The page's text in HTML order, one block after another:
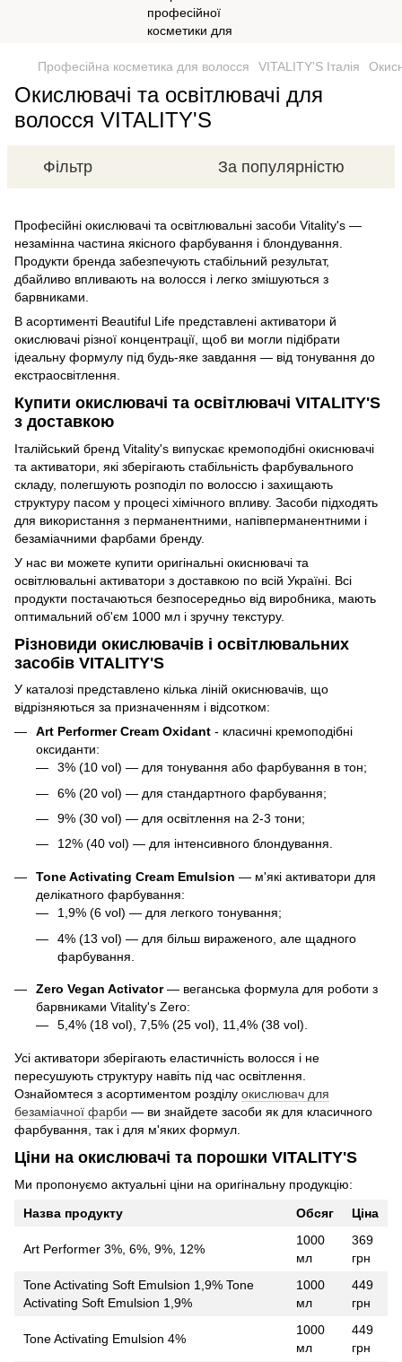
Професійна косметика для волосся VITALITY'S Італія
Окислювачі та освітлювачі для
волосся VITALITY'S
Фільтр За популярністю
Професійні окислювачі та освітлювальні засоби Vitality's —
незамінна частина якісного фарбування і блондування.
Продукти бренда забезпечують стабільний результат,
дбайливо впливають на волосся і легко змішуються з
барвниками.
В асортименті Beautiful Life представлені активатори й
окислювачі різної концентрації, щоб ви могли підібрати
ідеальну формулу під будь-яке завдання — від тонування до
екстраосвітлення.
Купити окислювачі та освітлювачі VITALITY'S
з доставкою
Італійський бренд Vitality's випускає кремоподібні окиснювачі
та активатори, які зберігають стабільність фарбувального
складу, полегшують розподіл по волоссю і захищають
структуру пасом у процесі хімічного впливу. Засоби підходять
для використання з перманентними, напівперманентними і
безаміачними фарбами бренду.
У нас ви можете купити оригінальні окиснювачі та
освітлювальні активатори з доставкою по всій Україні. Всі
продукти постачаються безпосередньо від виробника, мають
оптимальний об'єм 1000 мл і зручну текстуру.
Різновиди окислювачів і освітлювальних
засобів VITALITY'S
У каталозі представлено кілька ліній окиснювачів, що
відрізняються за призначенням і відсотком:
Art Performer Cream Oxidant - класичні кремоподібні
оксиданти:
3% (10 vol) — для тонування або фарбування в тон;
6% (20 vol) — для стандартного фарбування;
9% (30 vol) — для освітлення на 2-3 тони;
12% (40 vol) — для інтенсивного блондування.
Tone Activating Cream Emulsion — м'які активатори для
делікатного фарбування:
1,9% (6 vol) — для легкого тонування;
4% (13 vol) — для більш вираженого, але щадного
фарбування.
Zero Vegan Activator— веганська формула для роботи з
барвниками Vitality's Zero:
5,4% (18 vol), 7,5% (25 vol), 11,4% (38 vol).
Усі активатори зберігають еластичність волосся і не
пересушують структуру навіть під час освітлення.
Ознайомтеся з асортиментом розділу окислювач для
безаміачної фарби — ви знайдете засоби як для класичного
фарбування, так і для м'яких формул.
Ціни на окислювачі та порошки VITALITY'S
Ми пропонуємо актуальні ціни на оригінальну продукцію:
Назва продукту
Обсяг Ціна
Art Performer 3%, 6%, 9%, 12%
1000
мл
369
грн
Tone Activating Soft Emulsion 1,9% Tone
Activating Soft Emulsion 1,9%
1000
мл
449
грн
Tone Activating Emulsion 4%
1000
мл
449
грн